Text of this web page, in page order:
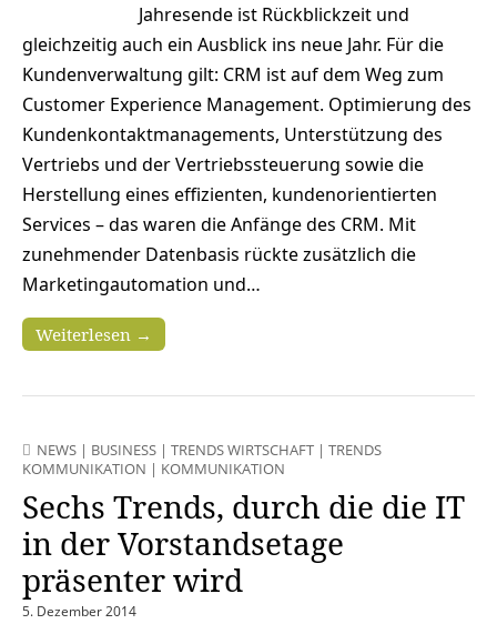
Jahresende ist Rückblickzeit und
gleichzeitig auch ein Ausblick ins neue Jahr. Für die
Kundenverwaltung gilt: CRM ist auf dem Weg zum
Customer Experience Management. Optimierung des
Kundenkontaktmanagements, Unterstützung des
Vertriebs und der Vertriebssteuerung sowie die
Herstellung eines effizienten, kundenorientierten
Services – das waren die Anfänge des CRM. Mit
zunehmender Datenbasis rückte zusätzlich die
Marketingautomation und…
Weiterlesen →
NEWS | BUSINESS | TRENDS WIRTSCHAFT | TRENDS
KOMMUNIKATION | KOMMUNIKATION
Sechs Trends, durch die die IT
in der Vorstandsetage
präsenter wird
5. Dezember 2014